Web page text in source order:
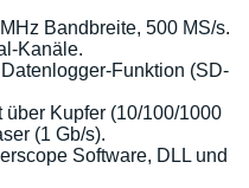
Bandbreite, 500 MS/s.
Kanäle.
Funktion (SD-
über Kupfer (10/100/1000
(1 Gb/s).
Software, DLL und